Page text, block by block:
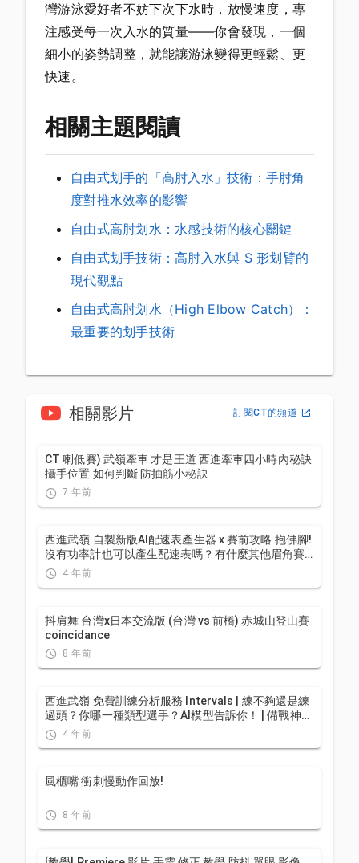
灣游泳愛好者不妨下次下水時，放慢速度，專
注感受每一次入水的質量——你會發現，一個
細小的姿勢調整，就能讓游泳變得更輕鬆、更
快速。
相關主題閱讀
自由式划手的「高肘入水」技術：手肘角
度對推水效率的影響
自由式高肘划水：水感技術的核心關鍵
自由式划手技術：高肘入水與 S 形划臂的
現代觀點
自由式高肘划水（High Elbow Catch）：
最重要的划手技術
相關影片 訂閱CT的頻道
CT 喇低賽) 武嶺牽車 才是王道 西進牽車四小時內秘訣
攝手位置 如何判斷 防抽筋小秘訣
7 年前
西進武嶺 自製新版AI配速表產生器 x 賽前攻略 抱佛腳!
沒有功率計也可以產生配速表嗎？有什麼其他眉角賽
前要注意的呢? | 西進武嶺 / 東進武嶺 KOM 攻略 | 公路
車 | CT Yeh
4 年前
抖肩舞 台灣x日本交流版 (台灣 vs 前橋) 赤城山登山賽
coincidance
8 年前
西進武嶺 免費訓練分析服務 Intervals | 練不夠還是練
過頭？你哪一種類型選手？AI模型告訴你！ | 備戰神器
4 年前
風櫃嘴 衝刺慢動作回放!
8 年前